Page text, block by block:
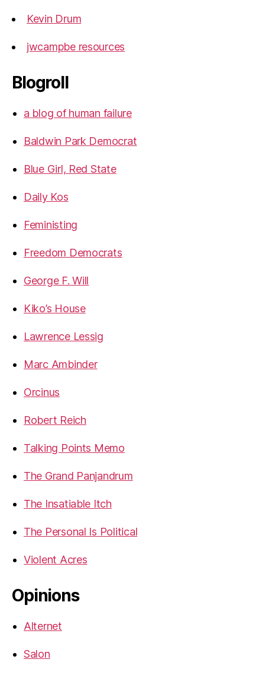
Kevin Drum
jwcampbe resources
Blogroll
a blog of human failure
Baldwin Park Democrat
Blue Girl, Red State
Daily Kos
Feministing
Freedom Democrats
George F. Will
Kiko’s House
Lawrence Lessig
Marc Ambinder
Orcinus
Robert Reich
Talking Points Memo
The Grand Panjandrum
The Insatiable Itch
The Personal Is Political
Violent Acres
Opinions
Alternet
Salon